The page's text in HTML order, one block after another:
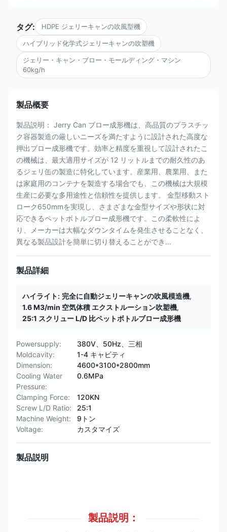
タグ: HDPE ジェリーキャンの吹風型機
ハイブリッド化学式ジェリーキャンの吹塑機
ジェリー・キャン・ブロー・モールディング・マシン
60kg/h
製品概要
製品説明： Jerry Can ブロー成形機は、高品質のプラスチッ
ク容器製造の厳しいニーズを満たすように設計された高度な
押出ブロー成形機です。効率と精度を重視して設計されたこ
の機械は、最大適用サイズが 12 リットルまでの耐久性のあ
るジェリ缶の製造に特化しています。産業用、農業用、また
は家庭用のコンテナを製造する場合でも、この機械は大規模
生産に必要な多用途性と信頼性を提供します。 金型移動スト
ローク650mmを実現し、さまざまな金型サイズや形状に対
応できるペットボトルブロー成形機です。この柔軟性によ
り、メーカーは大幅なダウンタイムを発生させることなく、
異なる製品設計を簡単に切り替えることができ...
製品詳細
ハイライト: 完全に自動ジェリーキャンの吹風模造機,
1.6 M3/min 空気体積 エクストルーション吹塑機,
25:1 スクリュー L/D 比ペットボトルブロー成形機
Powersupply:
380V、50Hz、三相
Moldcavity:
1-4 キャビティ
Dimension:
4600*3100*2800mm
Cooling Water
Pressure:
0.6MPa
Clamping Force:
120KN
Screw L/D Ratio:
25:1
Machine Weight:
9トン
Voltage:
カスタマイズ
製品説明
製品説明：